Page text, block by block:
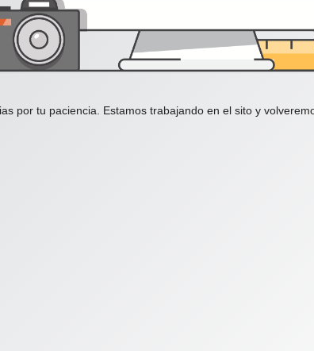
por tu paciencia. Estamos trabajando en el sito y